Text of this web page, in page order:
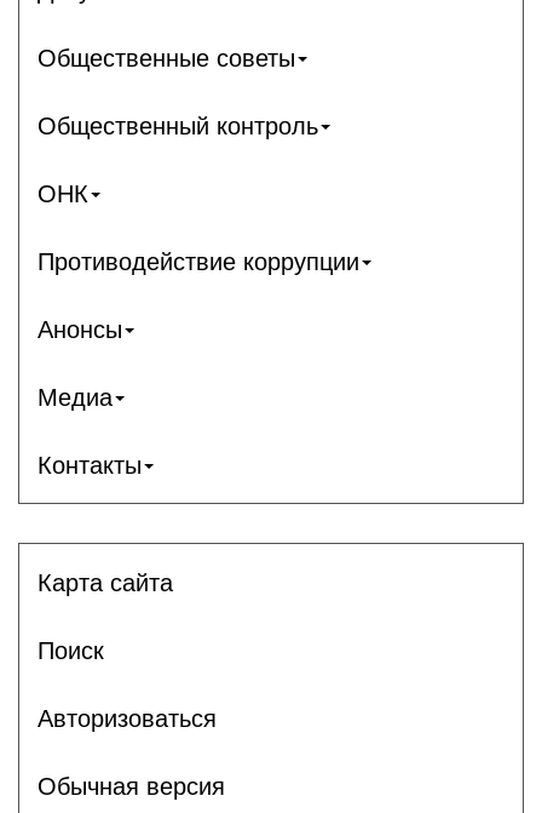
Общественные советы
Общественный контроль
ОНК
Противодействие коррупции
Анонсы
Медиа
Контакты
Карта сайта
Поиск
Авторизоваться
Обычная версия